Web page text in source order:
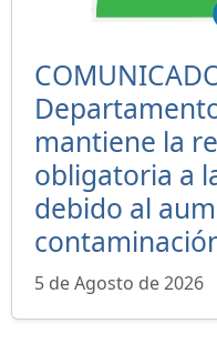
mantiene la
obligatoria a
debido al
5 de Agosto de 2026